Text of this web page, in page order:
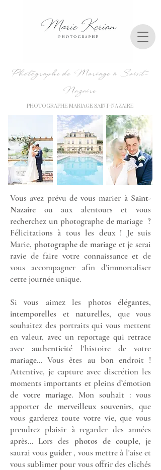
Photographe de Mariage à Saint-
Nazaire
PHOTOGRAPHE MARIAGE SAINT-NAZAIRE
Vous avez prévu de vous marier à Saint-
Nazaire ou aux alentours et vous
recherchez un photographe de mariage ?
Félicitations à tous les deux ! Je suis
Marie, photographe de mariage et je serai
ravie de faire votre connaissance et de
vous accompagner afin d’immortaliser
cette journée unique.
Si vous aimez les photos élégantes,
intemporelles et naturelles, que vous
souhaitez des portraits qui vous mettent
en valeur, avec un reportage qui retrace
avecauthenticité l'histoire de votre
mariage... Vous êtes au bon endroit !
Attentive, je capture avec discrétion les
moments importants et pleins d’émotion
devotre mariage. Mon souhait : vous
apporter demerveilleux souvenirs, que
vous garderez toute votre vie, que vous
prendrez plaisir à regarder des années
après... Lors des photos de couple, je
saurai vous guider, vous mettre à l'aise et
vous sublimer pour vous offrir des clichés